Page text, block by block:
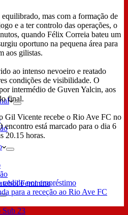
Feminino
Sub 23
mas com a formação de
e a ter controlo das operações, o
quando Félix Correia bateu um
oportuno na pequena área para
aos gilistas.
ao intenso nevoeiro e reatado
condições de visibilidade. O
intermédio de Guven Yalcin, aos
final.
Gil Vicente recebe o Rio Ave FC no
encontro está marcado para o dia 6
20.15 horas.
por empréstimo
para a receção ao Rio Ave FC